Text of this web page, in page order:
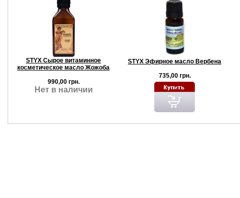
STYX Сырое витаминное
косметическое масло Жожоба
990,00 грн.
Нет в наличии
STYX Эфирное масло Вербена
735,00 грн.